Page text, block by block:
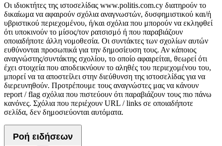
Οι ιδιοκτήτες της ιστοσελίδας www.politis.com.cy διατηρούν το
δικαίωμα να αφαιρούν σχόλια αναγνωστών, δυσφημιστικού και/ή
υβριστικού περιεχομένου, ή/και σχόλια που μπορούν να εκληφθεί
ότι υποκινούν το μίσος/τον ρατσισμό ή που παραβιάζουν
οποιαδήποτε άλλη νομοθεσία. Οι συντάκτες των σχολίων αυτών
ευθύνονται προσωπικά για την δημοσίευση τους. Αν κάποιος
αναγνώστης/συντάκτης σχολίου, το οποίο αφαιρείται, θεωρεί ότι
έχει στοιχεία που αποδεικνύουν το αληθές του περιεχομένου του,
μπορεί να τα αποστείλει στην διεύθυνση της ιστοσελίδας για να
διερευνηθούν. Προτρέπουμε τους αναγνώστες μας να κάνουν
report / flag σχόλια που πιστεύουν ότι παραβιάζουν τους πιο πάνω
κανόνες. Σχόλια που περιέχουν URL / links σε οποιαδήποτε
σελίδα, δεν δημοσιεύονται αυτόματα.
Ροή ειδήσεων